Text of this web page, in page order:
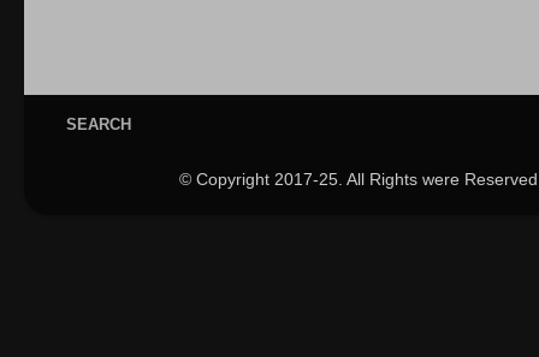
SEARCH
© Copyright 2017-25. All Rights were